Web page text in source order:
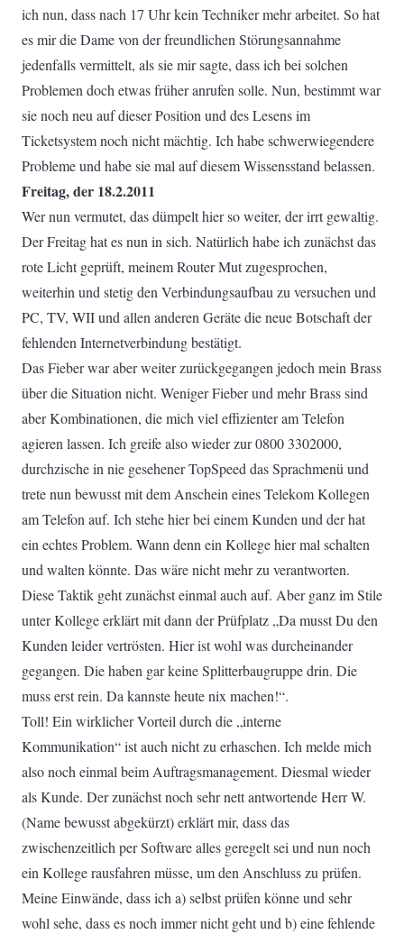
ich nun, dass nach 17 Uhr kein Techniker mehr arbeitet. So hat
es mir die Dame von der freundlichen Störungsannahme
jedenfalls vermittelt, als sie mir sagte, dass ich bei solchen
Problemen doch etwas früher anrufen solle. Nun, bestimmt war
sie noch neu auf dieser Position und des Lesens im
Ticketsystem noch nicht mächtig. Ich habe schwerwiegendere
Probleme und habe sie mal auf diesem Wissensstand belassen.
Freitag, der 18.2.2011
Wer nun vermutet, das dümpelt hier so weiter, der irrt gewaltig.
Der Freitag hat es nun in sich. Natürlich habe ich zunächst das
rote Licht geprüft, meinem Router Mut zugesprochen,
weiterhin und stetig den Verbindungsaufbau zu versuchen und
PC, TV, WII und allen anderen Geräte die neue Botschaft der
fehlenden Internetverbindung bestätigt.
Das Fieber war aber weiter zurückgegangen jedoch mein Brass
über die Situation nicht. Weniger Fieber und mehr Brass sind
aber Kombinationen, die mich viel effizienter am Telefon
agieren lassen. Ich greife also wieder zur 0800 3302000,
durchzische in nie gesehener TopSpeed das Sprachmenü und
trete nun bewusst mit dem Anschein eines Telekom Kollegen
am Telefon auf. Ich stehe hier bei einem Kunden und der hat
ein echtes Problem. Wann denn ein Kollege hier mal schalten
und walten könnte. Das wäre nicht mehr zu verantworten.
Diese Taktik geht zunächst einmal auch auf. Aber ganz im Stile
unter Kollege erklärt mit dann der Prüfplatz „Da musst Du den
Kunden leider vertrösten. Hier ist wohl was durcheinander
gegangen. Die haben gar keine Splitterbaugruppe drin. Die
muss erst rein. Da kannste heute nix machen!“.
Toll! Ein wirklicher Vorteil durch die „interne
Kommunikation“ ist auch nicht zu erhaschen. Ich melde mich
also noch einmal beim Auftragsmanagement. Diesmal wieder
als Kunde. Der zunächst noch sehr nett antwortende Herr W.
(Name bewusst abgekürzt) erklärt mir, dass das
zwischenzeitlich per Software alles geregelt sei und nun noch
ein Kollege rausfahren müsse, um den Anschluss zu prüfen.
Meine Einwände, dass ich a) selbst prüfen könne und sehr
wohl sehe, dass es noch immer nicht geht und b) eine fehlende